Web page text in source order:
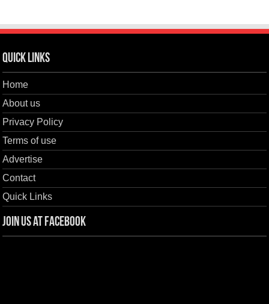
Quick Links
Home
About us
Privacy Policy
Terms of use
Advertise
Contact
Quick Links
Join us at Facebook